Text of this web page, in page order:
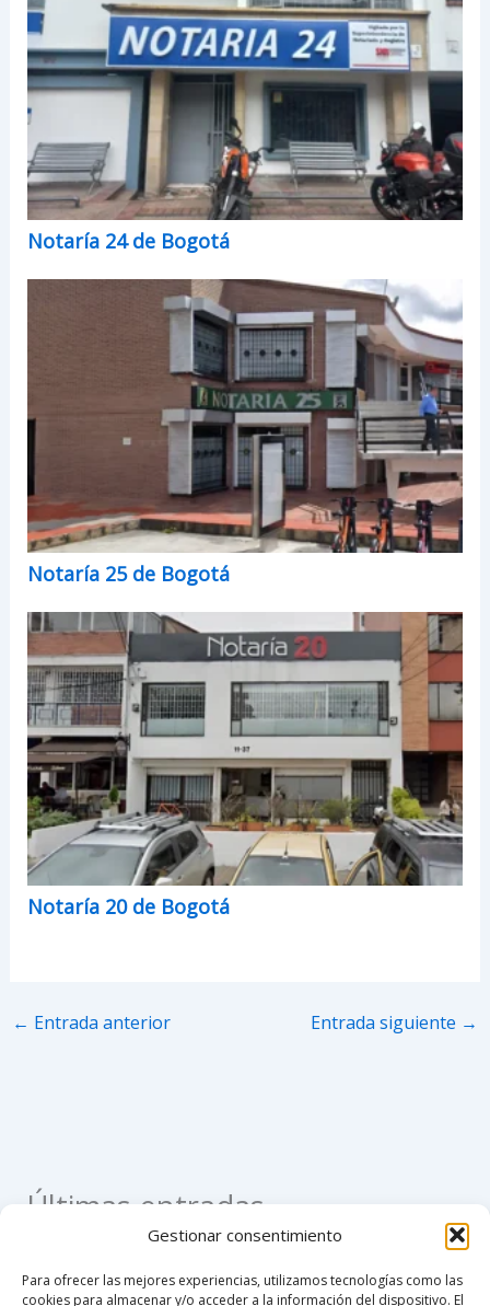
Gestionar consentimiento
Para ofrecer las mejores experiencias, utilizamos tecnologías como las
cookies para almacenar y/o acceder a la información del dispositivo. El
Notaría 24 de Bogotá
Notaría 25 de Bogotá
Notaría 20 de Bogotá
← Entrada anterior Entrada siguiente →
Últimas entradas
Como apostillar un registro civil de nacimiento en
Colombia